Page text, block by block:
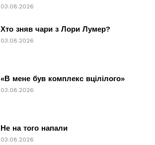
03.08.2026
Хто зняв чари з Лори Лумер?
03.08.2026
«В мене був комплекс вцілілого»
03.08.2026
Не на того напали
03.08.2026